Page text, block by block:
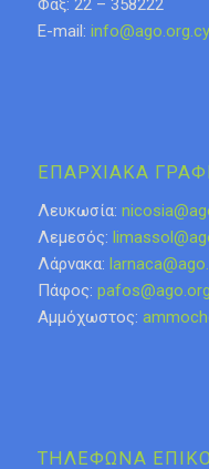
Φαξ: 22 – 358222
E-mail: info@ago.org.cy
ΕΠΑΡΧΙΑΚΑ
Λευκωσία:
Λεμεσός:
Λάρνακα:
Πάφος:
Αμμόχωστος:
ΤΗΛΕΦΩΝΑ